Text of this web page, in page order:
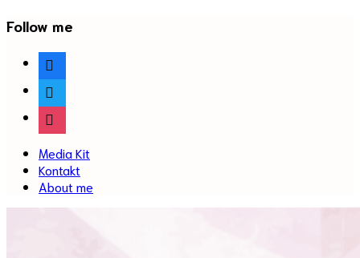
Follow me
facebook
twitter
instagram
Media Kit
Kontakt
About me